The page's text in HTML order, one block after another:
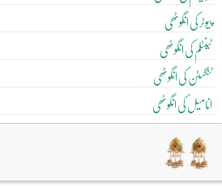
پیوٹر کی انگوٹھی
ٹینٹلم کی انگوٹھی
ٹنگسٹن کی انگوٹھی
انامیل کی انگوٹھی